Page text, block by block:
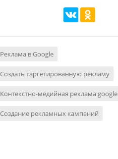
Реклама в Google
Создать таргетированную рекламу
Контекстно-медийная реклама google
Создание рекламных кампаний